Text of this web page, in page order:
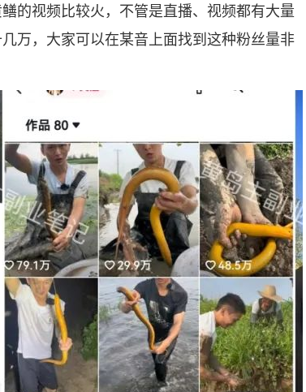
的视频比较火，不管是直播、视频都有大量
万，大家可以在某音上面找到这种粉丝量非